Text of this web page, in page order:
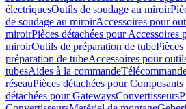
électriquesOutils de soudage au miroir
de soudage au miroirAccessoires pour
miroirPièces détachées pour Accessoires
miroirOutils de préparation de tube
préparation de tubeAccessoires pour
tubesAides à la commande
réseauPièces détachées pour Composants
détachées pour GatewaysConvertisseurs